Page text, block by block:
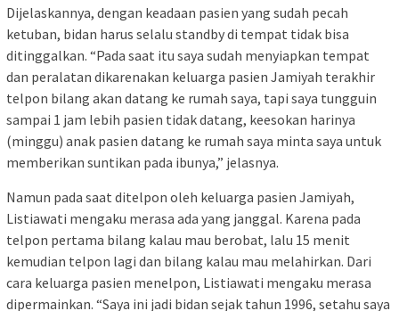
Dijelaskannya, dengan keadaan pasien yang sudah pecah
ketuban, bidan harus selalu standby di tempat tidak bisa
ditinggalkan. “Pada saat itu saya sudah menyiapkan tempat
dan peralatan dikarenakan keluarga pasien Jamiyah terakhir
telpon bilang akan datang ke rumah saya, tapi saya tungguin
sampai 1 jam lebih pasien tidak datang, keesokan harinya
(minggu) anak pasien datang ke rumah saya minta saya untuk
memberikan suntikan pada ibunya,” jelasnya.
Namun pada saat ditelpon oleh keluarga pasien Jamiyah,
Listiawati mengaku merasa ada yang janggal. Karena pada
telpon pertama bilang kalau mau berobat, lalu 15 menit
kemudian telpon lagi dan bilang kalau mau melahirkan. Dari
cara keluarga pasien menelpon, Listiawati mengaku merasa
dipermainkan. “Saya ini jadi bidan sejak tahun 1996, setahu saya